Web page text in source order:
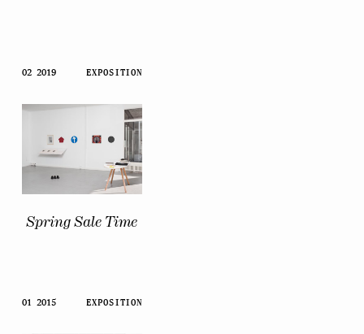
Skip
content
02 2019 EXPOSITION
Spring Sale Time
01 2015 EXPOSITION